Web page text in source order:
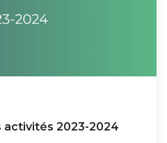
activités 2023-2024